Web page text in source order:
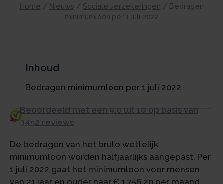
Home / Nieuws / Sociale verzekeringen / Bedragen
minimumloon per 1 juli 2022
Inhoud
Bedragen minimumloon per 1 juli 2022
Beoordeeld met een 9.0 uit 10 op basis van
3452 reviews
De bedragen van het bruto wettelijk
minimumloon worden halfjaarlijks aangepast. Per
1 juli 2022 gaat het minimumloon voor mensen
van 21 jaar en ouder naar € 1.756,20 per maand.